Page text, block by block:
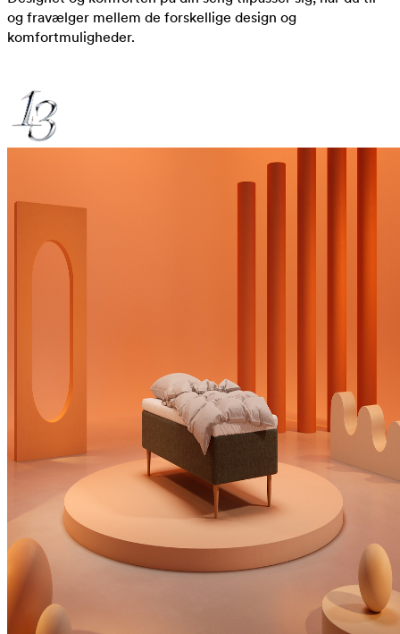
og fravælger mellem de forskellige design og
komfortmuligheder.